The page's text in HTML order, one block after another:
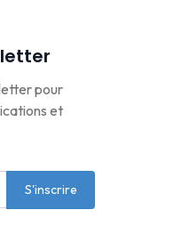
pour
et
S'inscrire